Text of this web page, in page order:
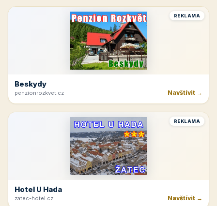
REKLAMA
Beskydy
penzionrozkvet.cz Navštívit →
REKLAMA
Hotel U Hada
zatec-hotel.cz Navštívit →